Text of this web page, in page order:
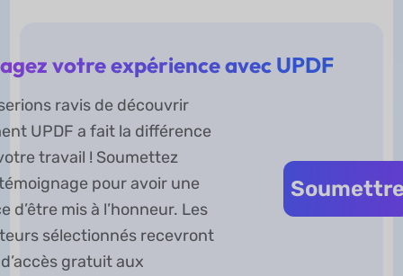
votre expérience avec UPDF
ravis de découvrir
UPDF a fait la différence
travail ! Soumettez
pour avoir une
d’être mis à l’honneur. Les
sélectionnés recevront
gratuit aux